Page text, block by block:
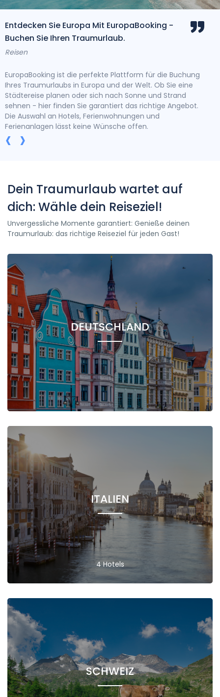
Entdecken Sie Europa Mit EuropaBooking -
Buchen Sie Ihren Traumurlaub.
Reisen
EuropaBooking ist die perfekte Plattform für die Buchung
Ihres Traumurlaubs in Europa und der Welt. Ob Sie eine
Städtereise planen oder sich nach Sonne und Strand
sehnen - hier finden Sie garantiert das richtige Angebot.
Die Auswahl an Hotels, Ferienwohnungen und
Ferienanlagen lässt keine Wünsche offen.
‹ ›
Dein Traumurlaub wartet auf
dich: Wähle dein Reiseziel!
Unvergessliche Momente garantiert: Genieße deinen
Traumurlaub: das richtige Reiseziel für jeden Gast!
DEUTSCHLAND
ITALIEN
4 Hotels
SCHWEIZ